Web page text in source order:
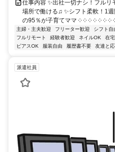
仕事内容 ✨出社一切ナシ！フルリ
場所で働ける♫ ✨シフト柔軟！1
の95％が子育てママ ༶ ༶ ༶ ༶ ༶ ༶ ༶
主婦・主夫歓迎 フリーター歓迎 シフト自
フルリモート
経験者歓迎 ネイルOK 在
ピアスOK
服装自由 履歴書不要 友達と
派遣社員